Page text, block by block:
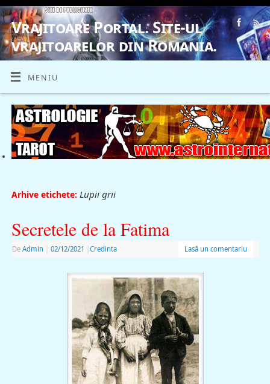
Vrajitoare Portal. Site-ul
vrajitoarelor din Romania.
VRAJITOARE, VRAJITOARELE, VRAJITOARE
MENIU
Arhive etichete: Lupii grii
Secretele de la Fatima
De Admin 02/12/2021 Credinta Lasă un comentariu